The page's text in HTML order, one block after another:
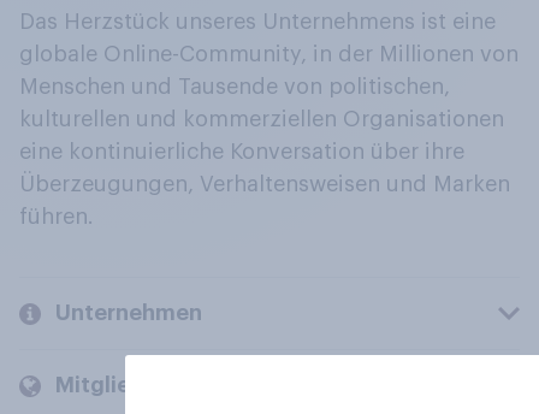
Das Herzstück unseres Unternehmens ist eine
globale Online-Community, in der Millionen von
Menschen und Tausende von politischen,
kulturellen und kommerziellen Organisationen
eine kontinuierliche Konversation über ihre
Überzeugungen, Verhaltensweisen und Marken
führen.
Unternehmen
Mitglieder und Kunden